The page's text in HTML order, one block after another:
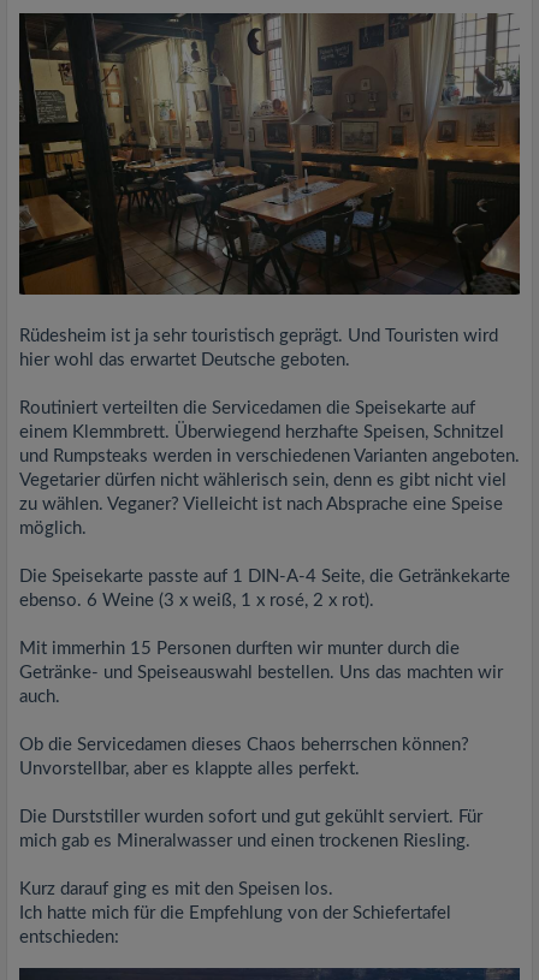
Rüdesheim ist ja sehr touristisch geprägt. Und Touristen wird
hier wohl das erwartet Deutsche geboten.
Routiniert verteilten die Servicedamen die Speisekarte auf
einem Klemmbrett. Überwiegend herzhafte Speisen, Schnitzel
und Rumpsteaks werden in verschiedenen Varianten angeboten.
Vegetarier dürfen nicht wählerisch sein, denn es gibt nicht viel
zu wählen. Veganer? Vielleicht ist nach Absprache eine Speise
möglich.
Die Speisekarte passte auf 1 DIN-A-4 Seite, die Getränkekarte
ebenso. 6 Weine (3 x weiß, 1 x rosé, 2 x rot).
Mit immerhin 15 Personen durften wir munter durch die
Getränke- und Speiseauswahl bestellen. Uns das machten wir
auch.
Ob die Servicedamen dieses Chaos beherrschen können?
Unvorstellbar, aber es klappte alles perfekt.
Die Durststiller wurden sofort und gut gekühlt serviert. Für
mich gab es Mineralwasser und einen trockenen Riesling.
Kurz darauf ging es mit den Speisen los.
Ich hatte mich für die Empfehlung von der Schiefertafel
entschieden: